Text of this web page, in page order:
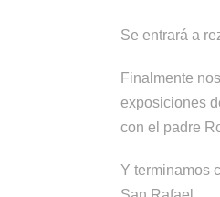
Se entrará a
Finalmente
exposiciones
con el padre
Y terminamos